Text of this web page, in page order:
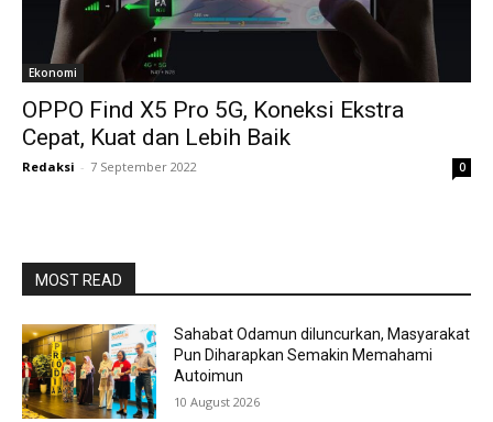
Ekonomi
OPPO Find X5 Pro 5G, Koneksi Ekstra
Cepat, Kuat dan Lebih Baik
Redaksi - 7 September 2022 0
MOST READ
Sahabat Odamun diluncurkan, Masyarakat
Pun Diharapkan Semakin Memahami
Autoimun
10 August 2026